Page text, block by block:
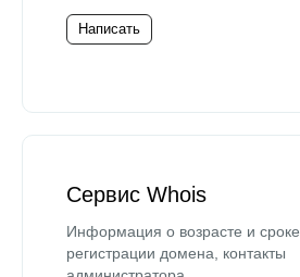
Написать
Сервис Whois
Информация о возрасте и сроке
регистрации домена, контакты